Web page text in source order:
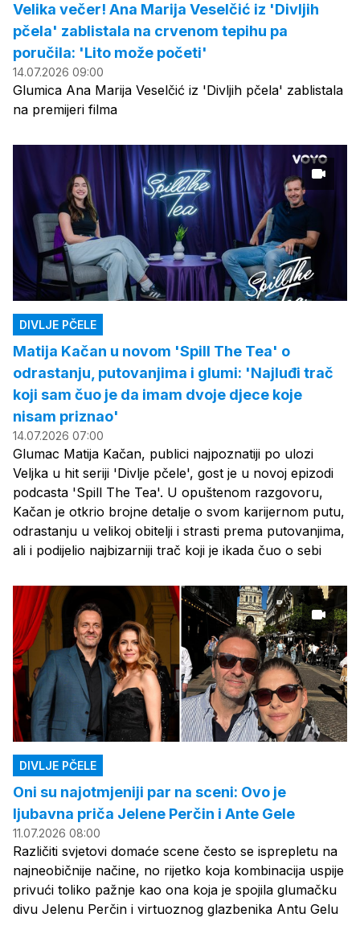
Velika večer! Ana Marija Veselčić iz 'Divljih
pčela' zablistala na crvenom tepihu pa
poručila: 'Lito može početi'
14.07.2026 09:00
Glumica Ana Marija Veselčić iz 'Divljih pčela' zablistala
na premijeri filma
DIVLJE PČELE
Matija Kačan u novom 'Spill The Tea' o
odrastanju, putovanjima i glumi: 'Najluđi trač
koji sam čuo je da imam dvoje djece koje
nisam priznao'
14.07.2026 07:00
Glumac Matija Kačan, publici najpoznatiji po ulozi
Veljka u hit seriji 'Divlje pčele', gost je u novoj epizodi
podcasta 'Spill The Tea'. U opuštenom razgovoru,
Kačan je otkrio brojne detalje o svom karijernom putu,
odrastanju u velikoj obitelji i strasti prema putovanjima,
ali i podijelio najbizarniji trač koji je ikada čuo o sebi
DIVLJE PČELE
Oni su najotmjeniji par na sceni: Ovo je
ljubavna priča Jelene Perčin i Ante Gele
11.07.2026 08:00
Različiti svjetovi domaće scene često se isprepletu na
najneobičnije načine, no rijetko koja kombinacija uspije
privući toliko pažnje kao ona koja je spojila glumačku
divu Jelenu Perčin i virtuoznog glazbenika Antu Gelu